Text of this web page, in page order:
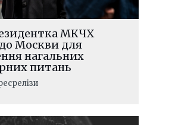
МКЧХ
Москви для
нагальних
питань